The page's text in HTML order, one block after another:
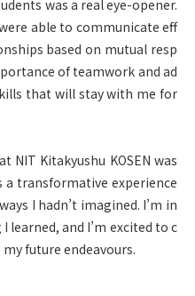
was a real eye-opener.
able to communicate eff
based on mutual resp
of teamwork and ad
that will stay with me for
Kitakyushu KOSEN was
a transformative experience
I hadn’t imagined. I’m in
and I’m excited to c
future endeavours.